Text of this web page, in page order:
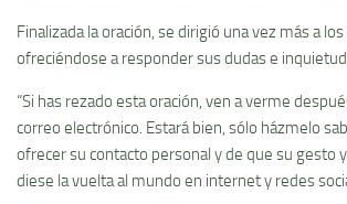
Finalizada la oración, se dirigió una vez más a
ofreciéndose a responder sus dudas e
“Si has rezado esta oración, ven a verme
correo electrónico. Estará bien, sólo házmelo
ofrecer su contacto personal y de que su gesto
diese la vuelta al mundo en internet y redes